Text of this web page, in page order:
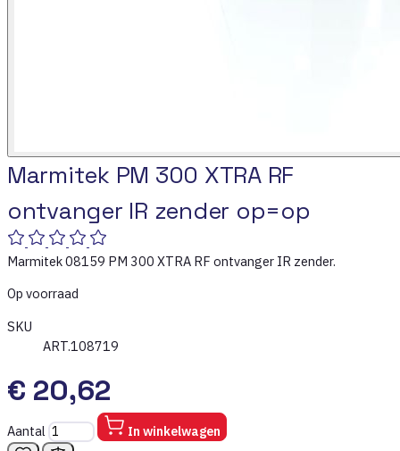
Marmitek PM 300 XTRA RF
ontvanger IR zender op=op
Marmitek 08159 PM 300 XTRA RF ontvanger IR zender.
Op voorraad
SKU
ART.108719
€ 20,62
Aantal In winkelwagen